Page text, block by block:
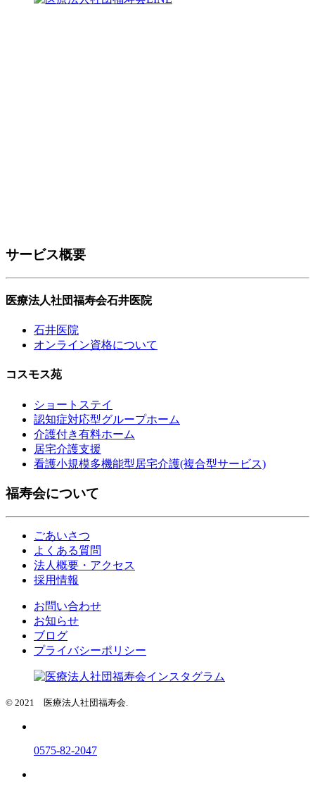
サービス概要
医療法人社団福寿会石井医院
石井医院
オンライン資格について
コスモス苑
ショートステイ
認知症対応型グループホーム
介護付き有料ホーム
居宅介護支援
看護小規模多機能型居宅介護(複合型サービス)
福寿会について
ごあいさつ
よくある質問
法人概要・アクセス
採用情報
お問い合わせ
お知らせ
ブログ
プライバシーポリシー
© 2021 医療法人社団福寿会.
0575-82-2047